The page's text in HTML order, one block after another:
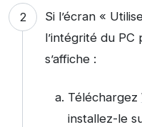
Si l’écran «
l’intégrité du
s’affiche :
Téléchargez
installez-le